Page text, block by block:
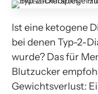
Ist eine ketogene
bei denen Typ-2-
wurde? Das für
Blutzucker
Gewichtsverlust: